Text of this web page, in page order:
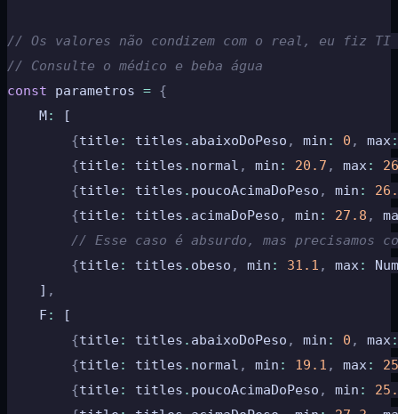
// Os valores não condizem com o real, eu fiz TI
// Consulte o médico e beba água
const parametros = {
    M
:
[
        {
title: titles . abaixoDoPeso , min : 0 , max:
        {
title: titles . normal , min : 20.7 , max:
        {
title: titles . poucoAcimaDoPeso , min :
        {
title: titles . acimaDoPeso , min : 27.8 ,
// Esse caso é absurdo, mas precisamos
        {
title: titles . obeso , min : 31.1 , max:
    ]
,
    F
:
[
        {
title: titles . abaixoDoPeso , min : 0 , max:
        {
title: titles . normal , min : 19.1 , max:
        {
title: titles . poucoAcimaDoPeso , min :